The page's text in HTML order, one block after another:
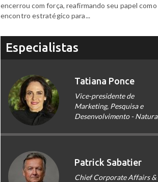
encerrou com força, reafirmando seu papel como
encontro estratégico para...
Especialistas
Tatiana Ponce
Vice-presidente de
Marketing, Pesquisa e
Desenvolvimento - Natura
Patrick Sabatier
Chief Corporate Affairs &